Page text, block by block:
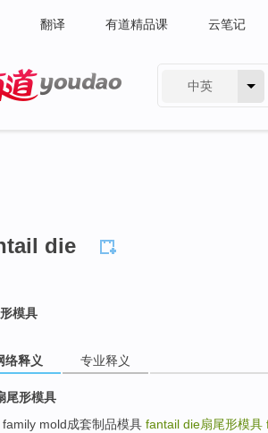
翻译 有道精品课 云笔记
中英
die
模具
络释义 专业释义
尾形模具
family mold成套制品模具 fantail die扇尾形模具